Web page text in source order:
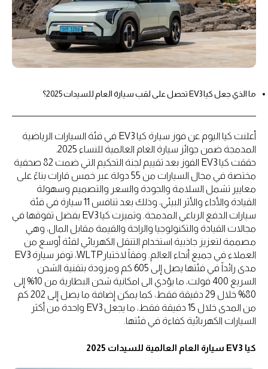
ما الذي جعل كيا EV3 تحصل على لقب سيارة العام للسيدات 2025؟
أعلنت كيا اليوم عن فوز سيارة كيا EV3 في فئة السيارات الرياضية
المدمجة ضمن جوائز سيارة العام العالمية للنساء 2025.
حققت كيا EV3 الفوز بعد تقييم لجنة التحكيم التي ضمت 82 صحفية
مختصة في مجال السيارات من 55 دولة عبر خمس قارات بناءً على
معايير تشمل السلامة والجودة والسعر والتصميم وسهولة
القيادة والأداء والأثر البيئي، وذلك بعد تنافس 11 سيارة في فئة
سيارات الدفع الرباعي المدمجة. وتميزت كيا EV3 بفضل تفوقها في
مجالات القيادة والتكنولوجيا والراحة والقيمة مقابل المال، وهي
مصممة لتعزيز جاذبية استخدام التنقل الكهربائي لفئة أوسع من
العملاء في جميع أنحاء العالم. وفقاً لاختبارWLTP، توفر سيارة EV3
مدى رائداً في فئتها يصل إلى 605 كم ومزودة بتقنية الشحن
السريع 400 فولت، ما يؤدي الى امكانية شحن البطارية من 10% إلى
80% خلال 29 دقيقة فقط، كما يمكن إضافة ما يصل إلى 202 كم
من المدى خلال 15 دقيقة فقط، ما يجعل EV3 واحدة من أكثر
السيارات الكهربائية كفاءة في فئتها.
كيا EV3 سيارة العام العالمية للسيدات 2025